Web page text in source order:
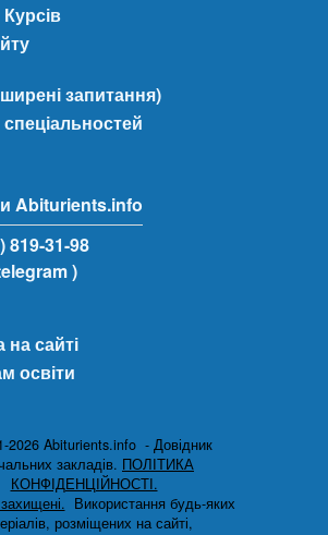
запитання)
Abiturients.info
819-31-98
)
сайті
освіти
2026 Abiturients.info - Довідник
закладів. ПОЛІТИКА
КОНФІДЕНЦІЙНОСТІ.
Використання будь-яких
розміщених на сайті,